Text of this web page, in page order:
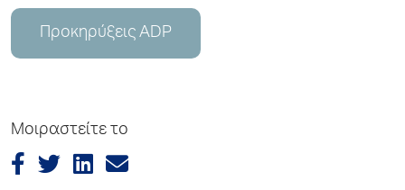
Προκηρύξεις ADP
Μοιραστείτε το